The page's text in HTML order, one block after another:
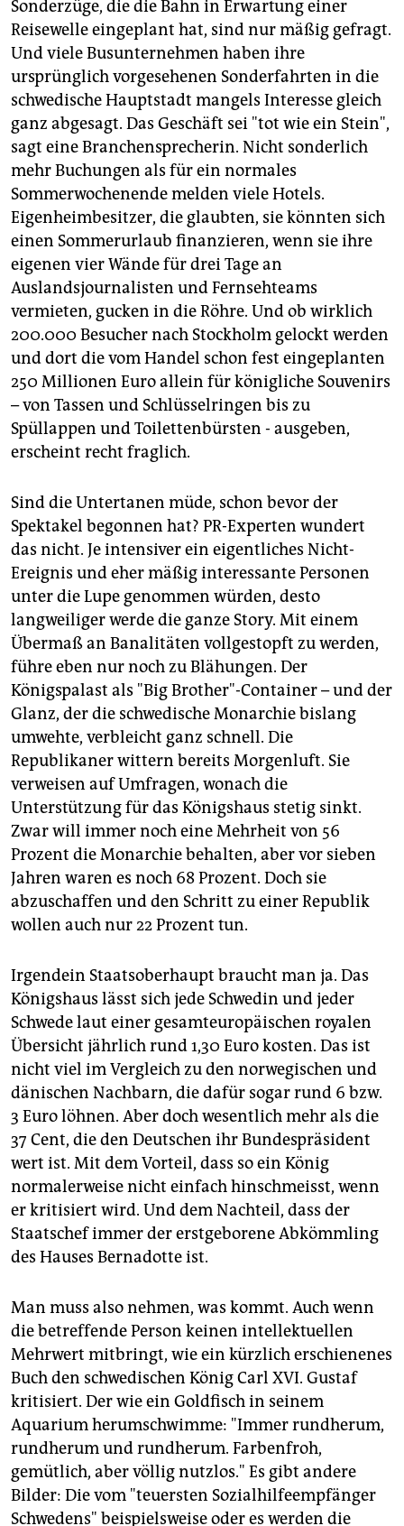
Sonderzüge, die die Bahn in Erwartung einer
Reisewelle eingeplant hat, sind nur mäßig gefragt.
Und viele Busunternehmen haben ihre
ursprünglich vorgesehenen Sonderfahrten in die
schwedische Hauptstadt mangels Interesse gleich
ganz abgesagt. Das Geschäft sei "tot wie ein Stein",
sagt eine Branchensprecherin. Nicht sonderlich
mehr Buchungen als für ein normales
Sommerwochenende melden viele Hotels.
Eigenheimbesitzer, die glaubten, sie könnten sich
einen Sommerurlaub finanzieren, wenn sie ihre
eigenen vier Wände für drei Tage an
Auslandsjournalisten und Fernsehteams
vermieten, gucken in die Röhre. Und ob wirklich
200.000 Besucher nach Stockholm gelockt werden
und dort die vom Handel schon fest eingeplanten
250 Millionen Euro allein für königliche Souvenirs
– von Tassen und Schlüsselringen bis zu
Spüllappen und Toilettenbürsten - ausgeben,
erscheint recht fraglich.
Sind die Untertanen müde, schon bevor der
Spektakel begonnen hat? PR-Experten wundert
das nicht. Je intensiver ein eigentliches Nicht-
Ereignis und eher mäßig interessante Personen
unter die Lupe genommen würden, desto
langweiliger werde die ganze Story. Mit einem
Übermaß an Banalitäten vollgestopft zu werden,
führe eben nur noch zu Blähungen. Der
Königspalast als "Big Brother"-Container – und der
Glanz, der die schwedische Monarchie bislang
umwehte, verbleicht ganz schnell. Die
Republikaner wittern bereits Morgenluft. Sie
verweisen auf Umfragen, wonach die
Unterstützung für das Königshaus stetig sinkt.
Zwar will immer noch eine Mehrheit von 56
Prozent die Monarchie behalten, aber vor sieben
Jahren waren es noch 68 Prozent. Doch sie
abzuschaffen und den Schritt zu einer Republik
wollen auch nur 22 Prozent tun.
Irgendein Staatsoberhaupt braucht man ja. Das
Königshaus lässt sich jede Schwedin und jeder
Schwede laut einer gesamteuropäischen royalen
Übersicht jährlich rund 1,30 Euro kosten. Das ist
nicht viel im Vergleich zu den norwegischen und
dänischen Nachbarn, die dafür sogar rund 6 bzw.
3 Euro löhnen. Aber doch wesentlich mehr als die
37 Cent, die den Deutschen ihr Bundespräsident
wert ist. Mit dem Vorteil, dass so ein König
normalerweise nicht einfach hinschmeisst, wenn
er kritisiert wird. Und dem Nachteil, dass der
Staatschef immer der erstgeborene Abkömmling
des Hauses Bernadotte ist.
Man muss also nehmen, was kommt. Auch wenn
die betreffende Person keinen intellektuellen
Mehrwert mitbringt, wie ein kürzlich erschienenes
Buch den schwedischen König Carl XVI. Gustaf
kritisiert. Der wie ein Goldfisch in seinem
Aquarium herumschwimme: "Immer rundherum,
rundherum und rundherum. Farbenfroh,
gemütlich, aber völlig nutzlos." Es gibt andere
Bilder: Die vom "teuersten Sozialhilfeempfänger
Schwedens" beispielsweise oder es werden die